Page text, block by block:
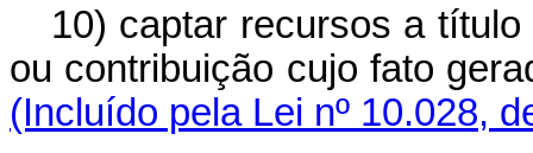
10) captar recursos a
ou contribuição cujo fato
(Incluído pela Lei nº 10.028,